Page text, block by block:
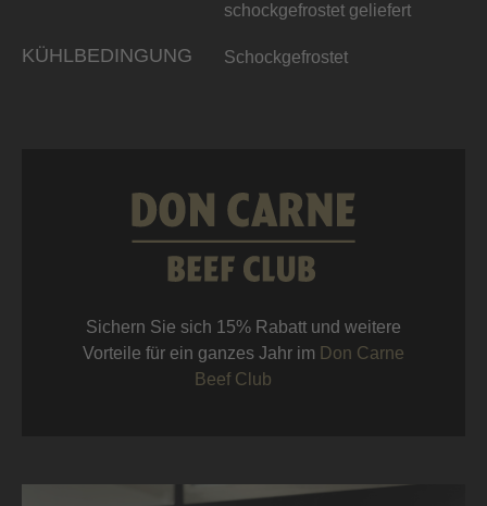
schockgefrostet geliefert
KÜHLBEDINGUNG Schockgefrostet
Sichern Sie sich 15% Rabatt und weitere
Vorteile für ein ganzes Jahr im Don Carne
Beef Club